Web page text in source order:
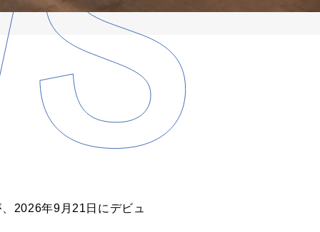
2026年9月21日にデビュ